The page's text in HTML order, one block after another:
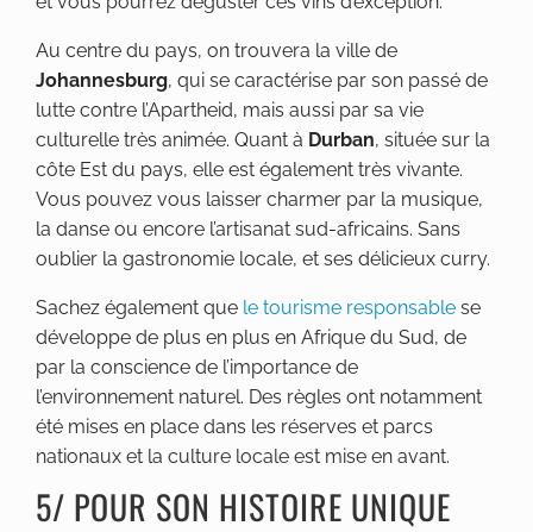
Au centre du pays, on trouvera la ville de
Johannesburg, qui se caractérise par son passé de
lutte contre l’Apartheid, mais aussi par sa vie
culturelle très animée. Quant à Durban, située sur la
côte Est du pays, elle est également très vivante.
Vous pouvez vous laisser charmer par la musique,
la danse ou encore l’artisanat sud-africains. Sans
oublier la gastronomie locale, et ses délicieux curry.
Sachez également que le tourisme responsable se
développe de plus en plus en Afrique du Sud, de
par la conscience de l’importance de
l’environnement naturel. Des règles ont notamment
été mises en place dans les réserves et parcs
nationaux et la culture locale est mise en avant.
5/ POUR SON HISTOIRE UNIQUE